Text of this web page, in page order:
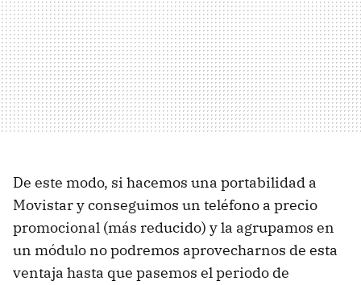
De este modo, si hacemos una portabilidad a
Movistar y conseguimos un teléfono a precio
promocional (más reducido) y la agrupamos en
un módulo no podremos aprovecharnos de esta
ventaja hasta que pasemos el periodo de